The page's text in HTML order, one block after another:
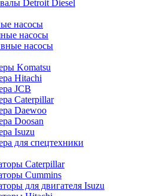
Detroit Diesel
насосы
насосы
насосы
Komatsu
Hitachi
JCB
Caterpillar
Daewoo
Doosan
Isuzu
для спецтехники
Caterpillar
Cummins
для двигателя Isuzu